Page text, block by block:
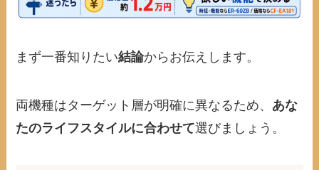
まず一番知りたい結論からお伝えします。
両機種はターゲット層が明確に異なるため、 あな
たのライフスタイルに合わせて選びましょう。